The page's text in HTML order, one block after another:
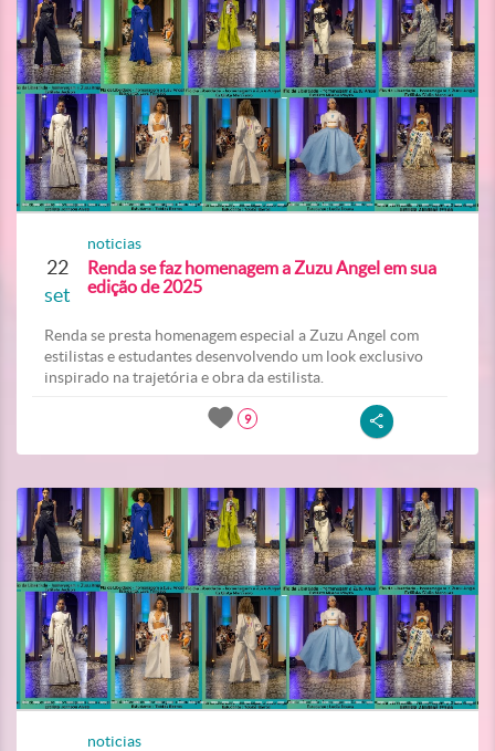
22
set
noticias
Renda se faz homenagem a Zuzu Angel em sua
edição de 2025
Renda se presta homenagem especial a Zuzu Angel com
estilistas e estudantes desenvolvendo um look exclusivo
inspirado na trajetória e obra da estilista.
9
noticias